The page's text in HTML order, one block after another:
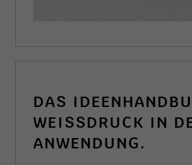
DAS
WEISSDRUCK IN
NWENDUNG.